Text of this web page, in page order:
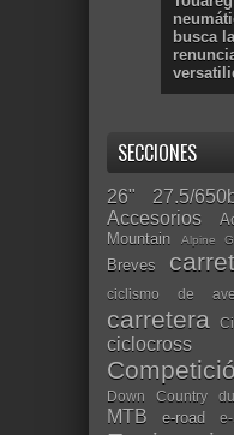
busca
SECCIONES
26" 27.5/
Accesorios
Mountain
Alpine
Breves
ciclismo de
carretera
ciclocross
Down Country
MTB
e-road